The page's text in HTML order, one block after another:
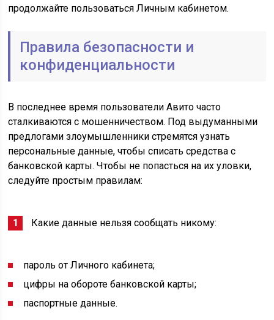
продолжайте пользоваться Личным кабинетом.
Правила безопасности и
конфиденциальности
В последнее время пользователи Авито часто
сталкиваются с мошенничеством. Под выдуманными
предлогами злоумышленники стремятся узнать
персональные данные, чтобы списать средства с
банковской карты. Чтобы не попасться на их уловки,
следуйте простым правилам:
Какие данные нельзя сообщать никому:
пароль от Личного кабинета;
цифры на обороте банковской карты;
паспортные данные.